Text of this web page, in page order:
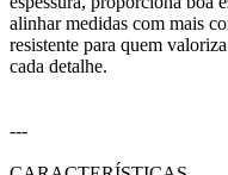
alinhar medidas com mais
resistente para quem
cada detalhe.
---